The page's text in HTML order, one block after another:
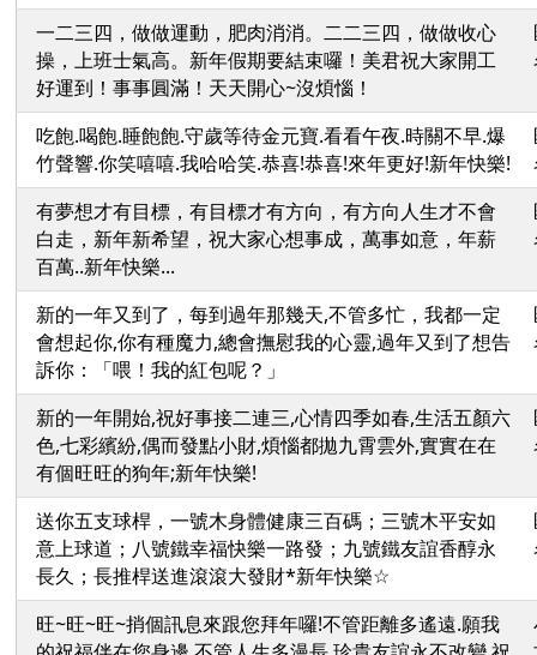
一二三四，做做運動，肥肉消消。二二三四，做做收心
操，上班士氣高。新年假期要結束囉！美君祝大家開工
好運到！事事圓滿！天天開心~沒煩惱！
吃飽.喝飽.睡飽飽.守歲等待金元寶.看看午夜.時關不早.爆
竹聲響.你笑嘻嘻.我哈哈笑.恭喜!恭喜!來年更好!新年快樂!
有夢想才有目標，有目標才有方向，有方向人生才不會
白走，新年新希望，祝大家心想事成，萬事如意，年薪
百萬..新年快樂...
新的一年又到了，每到過年那幾天,不管多忙，我都一定
會想起你,你有種魔力,總會撫慰我的心靈,過年又到了想告
訴你：「喂！我的紅包呢？」
新的一年開始,祝好事接二連三,心情四季如春,生活五顏六
色,七彩繽紛,偶而發點小財,煩惱都拋九霄雲外,實實在在
有個旺旺的狗年;新年快樂!
送你五支球桿，一號木身體健康三百碼；三號木平安如
意上球道；八號鐵幸福快樂一路發；九號鐵友誼香醇永
長久；長推桿送進滾滾大發財*新年快樂☆
旺~旺~旺~捎個訊息來跟您拜年囉!不管距離多遙遠.願我